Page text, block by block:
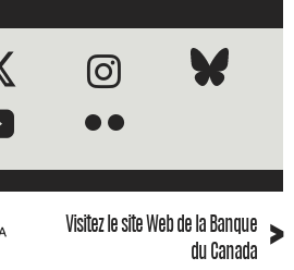
●●
Visitez le site Web de la Banque
du Canada
›